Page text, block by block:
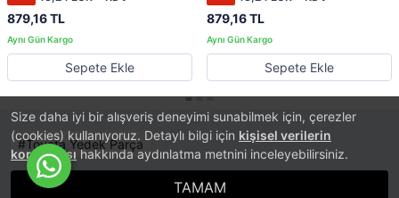
Size daha iyi bir alışveriş deneyimi sunabilmek için, çerezler
(cookies) kullanıyoruz. Detaylı bilgi için kişisel verilerin
korunmasıhakkında aydınlatma metnini inceleyebilirsiniz.
TAMAM
879,16 TL
Sepete Ekle
879,16 TL
Sepete Ekle
Toyota Yedek Parça
E-Ticaret Sistemi